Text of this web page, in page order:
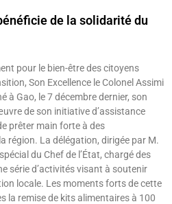
de la solidarité du
pour le bien-être des citoyens
Son Excellence le Colonel Assimi
à Gao, le 7 décembre dernier, son
de son initiative d’assistance
prêter main forte à des
région. La délégation, dirigée par M.
du Chef de l’État, chargé des
série d’activités visant à soutenir
locale. Les moments forts de cette
la remise de kits alimentaires à 100